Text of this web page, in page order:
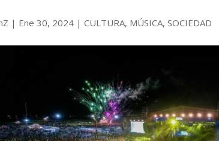
| Ene 30, 2024 |CULTURA, MÚSICA,SOCIEDAD